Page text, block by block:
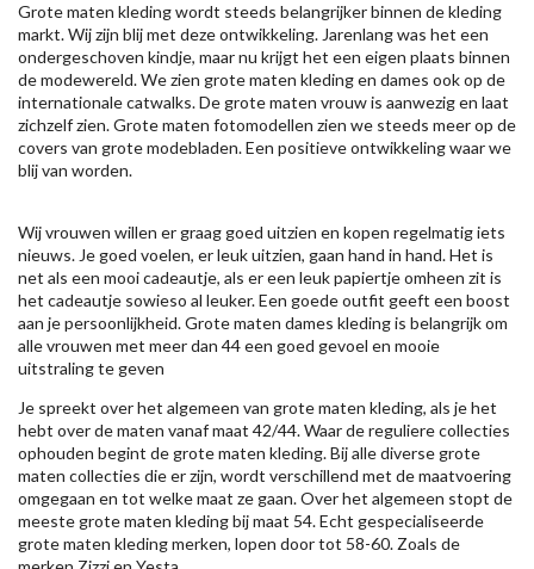
Grote maten kleding wordt steeds belangrijker binnen de kleding
markt. Wij zijn blij met deze ontwikkeling. Jarenlang was het een
ondergeschoven kindje, maar nu krijgt het een eigen plaats binnen
de modewereld. We zien grote maten kleding en dames ook op de
internationale catwalks. De grote maten vrouw is aanwezig en laat
zichzelf zien. Grote maten fotomodellen zien we steeds meer op de
covers van grote modebladen. Een positieve ontwikkeling waar we
blij van worden.
Wij vrouwen willen er graag goed uitzien en kopen regelmatig iets
nieuws. Je goed voelen, er leuk uitzien, gaan hand in hand. Het is
net als een mooi cadeautje, als er een leuk papiertje omheen zit is
het cadeautje sowieso al leuker. Een goede outfit geeft een boost
aan je persoonlijkheid. Grote maten dames kleding is belangrijk om
alle vrouwen met meer dan 44 een goed gevoel en mooie
uitstraling te geven
Je spreekt over het algemeen van grote maten kleding, als je het
hebt over de maten vanaf maat 42/44. Waar de reguliere collecties
ophouden begint de grote maten kleding. Bij alle diverse grote
maten collecties die er zijn, wordt verschillend met de maatvoering
omgegaan en tot welke maat ze gaan. Over het algemeen stopt de
meeste grote maten kleding bij maat 54. Echt gespecialiseerde
grote maten kleding merken, lopen door tot 58-60. Zoals de